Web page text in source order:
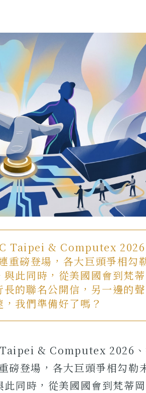
Taipei & Computex 2026
磅登場，各大巨頭爭相勾
此同時，從美國國會到梵
的聯名公開信，另一邊的
我們準備好了嗎？
& Computex 2026
登場，各大巨頭爭相勾勒
同時，從美國國會到梵蒂